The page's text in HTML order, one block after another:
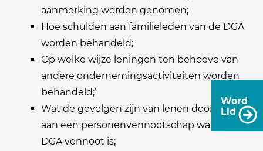
Word
Lid
aanmerking worden genomen;
Hoe schulden aan familieleden van de DGA
worden behandeld;
Op welke wijze leningen ten behoeve van
andere ondernemingsactiviteiten worden
behandeld;’
Wat de gevolgen zijn van lenen door de bv
aan een personenvennootschap waarin de
DGA vennoot is;